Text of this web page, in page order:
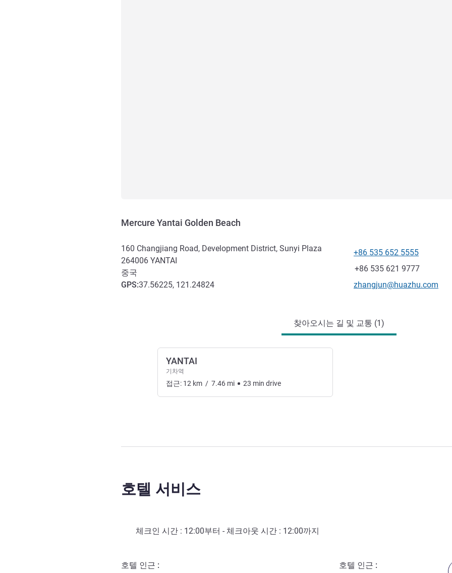
Mercure Yantai Golden Beach
160 Changjiang Road, Development District, Sunyi Plaza
264006 YANTAI
중국
GPS:37.56225, 121.24824
전화
+86 535 652 5555
팩스
+86 535 621 9777
E-mail
zhangjun@huazhu.com
찾아오시는 길 및 교통 (1)
YANTAI
기차역
접근: 12 km / 7.46 mi 23 min drive
호텔 서비스
체크인 시간 : 12:00부터 - 체크아웃 시간 : 12:00까지
호텔 인근 호텔 인근